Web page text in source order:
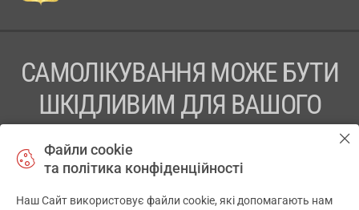
САМОЛІКУВАННЯ МОЖЕ БУТИ
ШКІДЛИВИМ ДЛЯ ВАШОГО
ПЕРЕД ЗАСТОСУВАННЯМ ПРЕПАРАТУ ПРОКОНСУЛЬТУЙТЕСЬ
Файли cookie
та політика конфіденційності
Наш Сайт використовує файли cookie, які допомагають нам